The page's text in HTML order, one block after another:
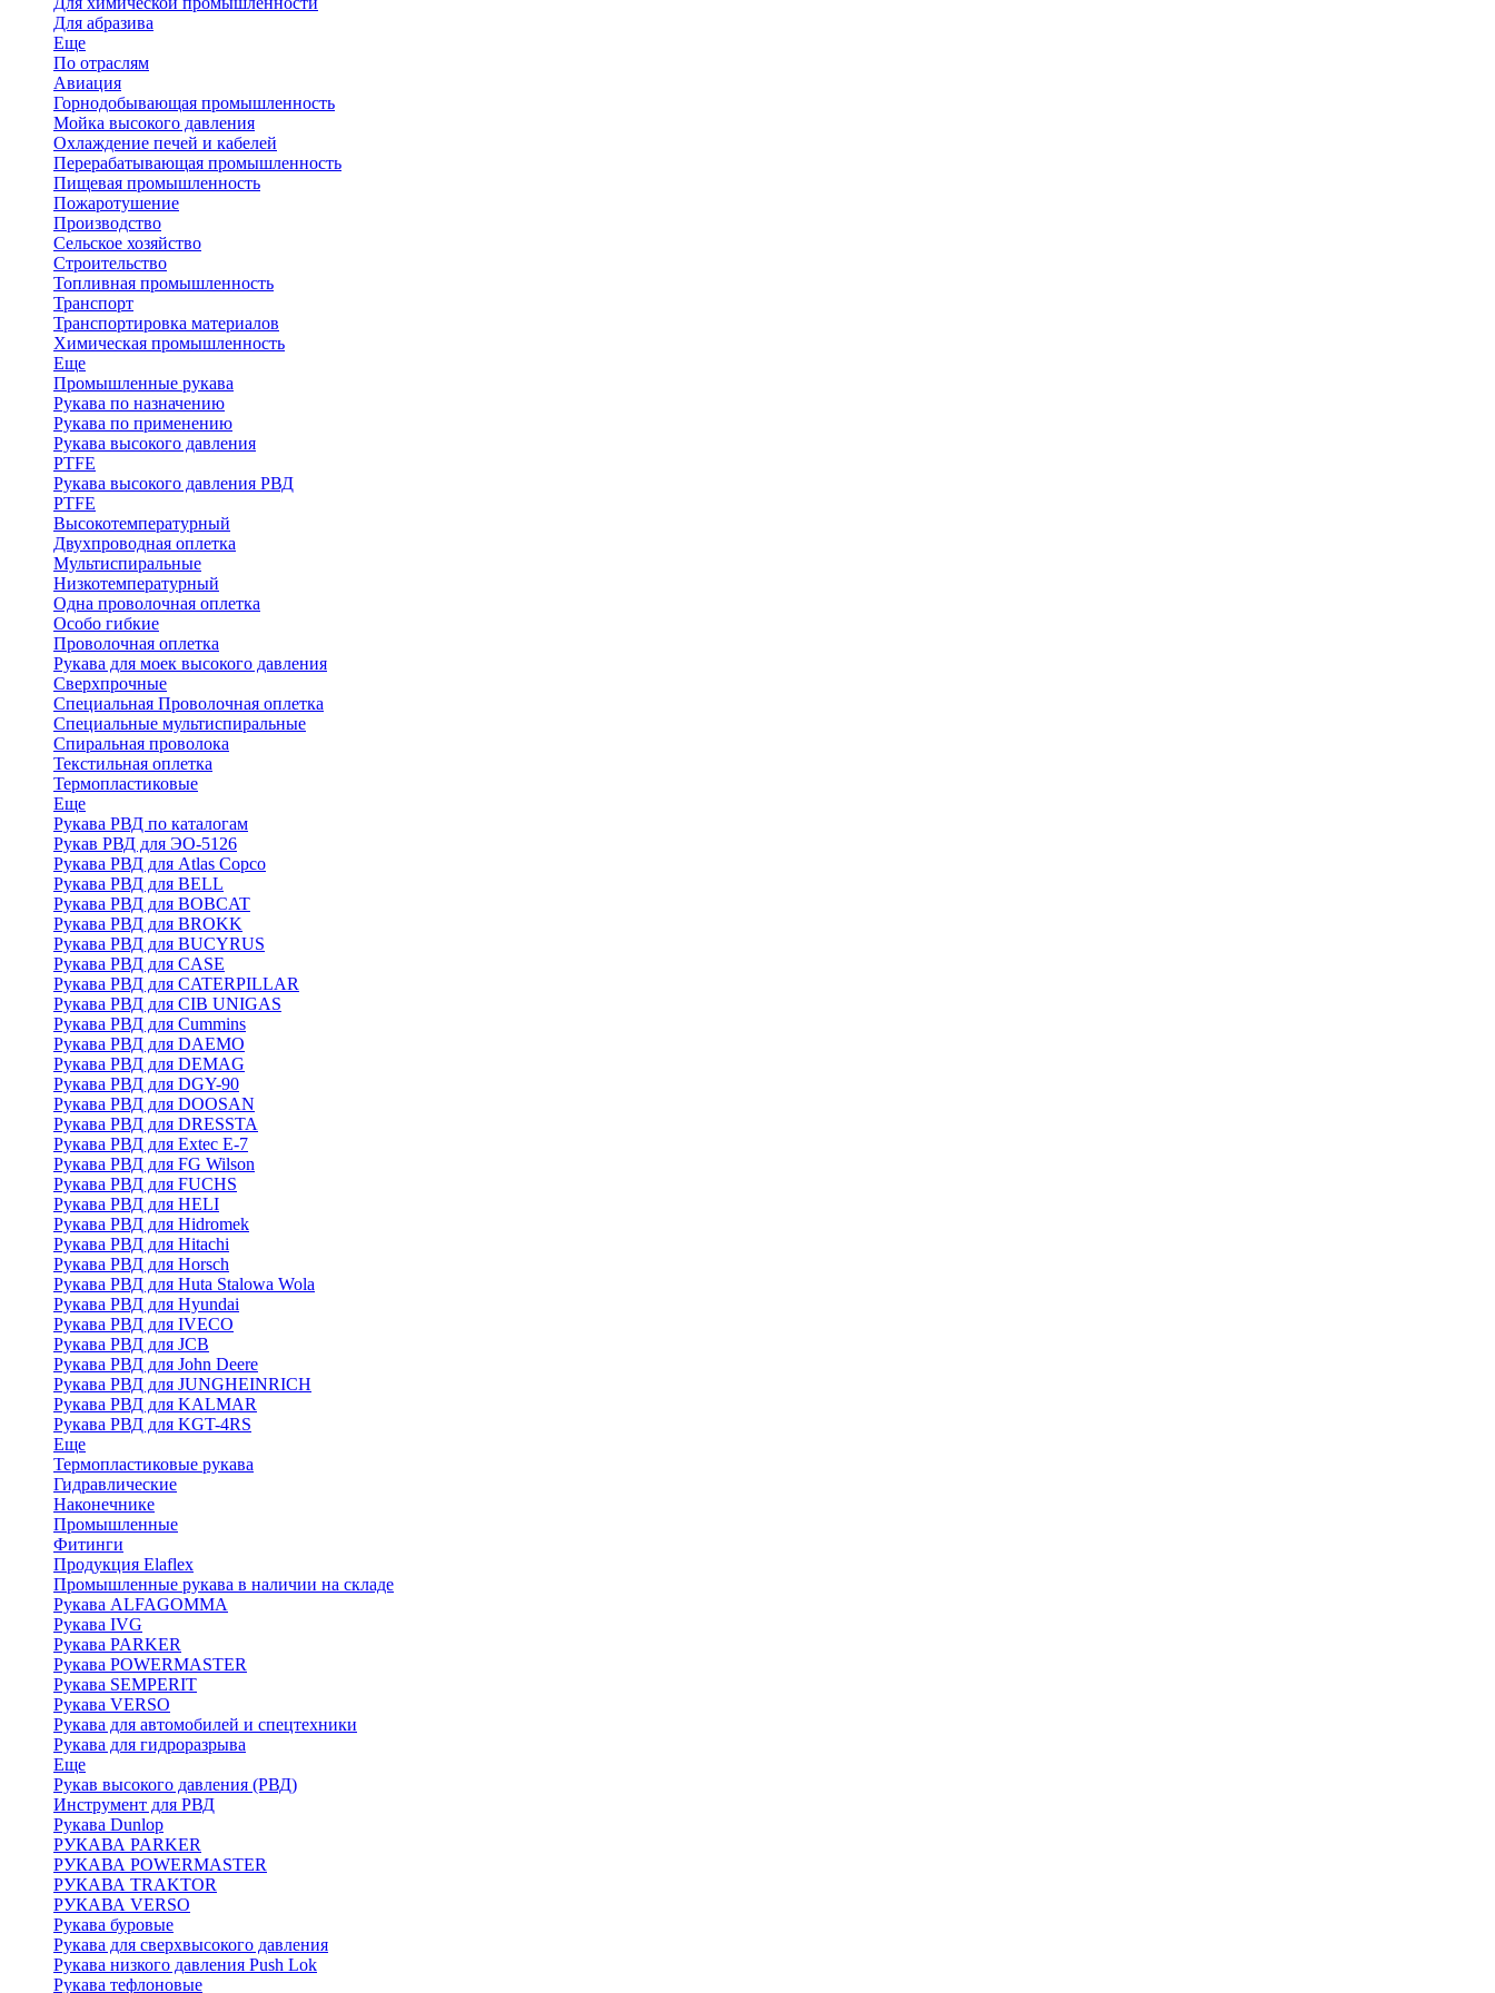
Для абразива
Еще
По отраслям
Авиация
Горнодобывающая промышленность
Мойка высокого давления
Охлаждение печей и кабелей
Перерабатывающая промышленность
Пищевая промышленность
Пожаротушение
Производство
Сельское хозяйство
Строительство
Топливная промышленность
Транспорт
Транспортировка материалов
Химическая промышленность
Еще
Промышленные рукава
Рукава по назначению
Рукава по применению
Рукава высокого давления
PTFE
Рукава высокого давления РВД
PTFE
Высокотемпературный
Двухпроводная оплетка
Мультиспиральные
Низкотемпературный
Одна проволочная оплетка
Особо гибкие
Проволочная оплетка
Рукава для моек высокого давления
Сверхпрочные
Специальная Проволочная оплетка
Специальные мультиспиральные
Спиральная проволока
Текстильная оплетка
Термопластиковые
Еще
Рукава РВД по каталогам
Рукав РВД для ЭО-5126
Рукава РВД для Atlas Copco
Рукава РВД для BELL
Рукава РВД для BOBCAT
Рукава РВД для BROKK
Рукава РВД для BUCYRUS
Рукава РВД для CASE
Рукава РВД для CATERPILLAR
Рукава РВД для CIB UNIGAS
Рукава РВД для Cummins
Рукава РВД для DAEMO
Рукава РВД для DEMAG
Рукава РВД для DGY-90
Рукава РВД для DOOSAN
Рукава РВД для DRESSTA
Рукава РВД для Extec E-7
Рукава РВД для FG Wilson
Рукава РВД для FUCHS
Рукава РВД для HELI
Рукава РВД для Hidromek
Рукава РВД для Hitachi
Рукава РВД для Horsch
Рукава РВД для Huta Stalowa Wola
Рукава РВД для Hyundai
Рукава РВД для IVECO
Рукава РВД для JCB
Рукава РВД для John Deere
Рукава РВД для JUNGHEINRICH
Рукава РВД для KALMAR
Рукава РВД для KGT-4RS
Еще
Термопластиковые рукава
Гидравлические
Наконечнике
Промышленные
Фитинги
Продукция Elaflex
Промышленные рукава в наличии на складе
Рукава ALFAGOMMA
Рукава IVG
Рукава PARKER
Рукава POWERMASTER
Рукава SEMPERIT
Рукава VERSO
Рукава для автомобилей и спецтехники
Рукава для гидроразрыва
Еще
Рукав высокого давления (РВД)
Инструмент для РВД
Рукава Dunlop
РУКАВА PARKER
РУКАВА POWERMASTER
РУКАВА TRAKTOR
РУКАВА VERSO
Рукава буровые
Рукава для сверхвысокого давления
Рукава низкого давления Push Lok
Рукава тефлоновые